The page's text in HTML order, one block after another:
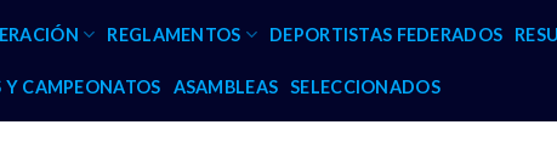
REGLAMENTOS DEPORTISTAS FEDERADOS
Y CAMPEONATOS ASAMBLEAS SELECCIONADOS